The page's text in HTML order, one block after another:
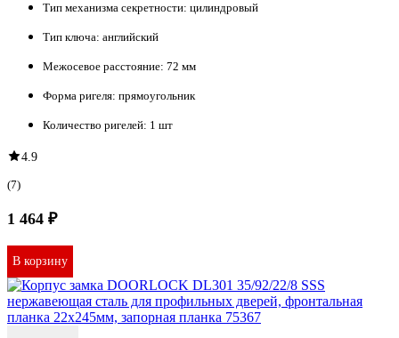
Тип механизма секретности: цилиндровый
Тип ключа: английский
Межосевое расстояние: 72 мм
Форма ригеля: прямоугольник
Количество ригелей: 1 шт
4.9
(7)
1 464 ₽
В корзину